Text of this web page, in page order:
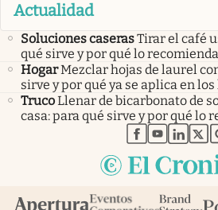
Actualidad
Soluciones caserasTirar el café
qué sirve y por qué lo
HogarMezclar hojas de laurel
sirve y por qué ya se aplica en
TrucoLlenar de bicarbonato de
casa: para qué sirve y por qué lo
abre enabre en
abre